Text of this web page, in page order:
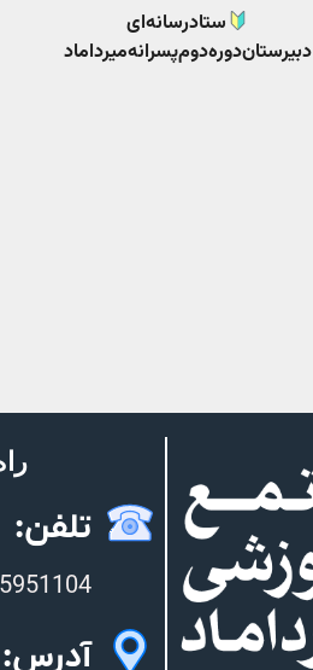
ستاد‌رسانه‌ای
دبیرستان‌دوره‌دوم‌پسرانه‌میرداماد
تلفن:
آدرس: